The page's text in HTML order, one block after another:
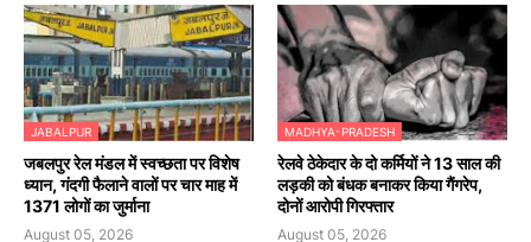
JABALPUR
जबलपुर रेल मंडल में स्वच्छता पर विशेष
ध्यान, गंदगी फैलाने वालों पर चार माह में
1371 लोगों का जुर्माना
August 05, 2026
MADHYA-PRADESH
रेलवे ठेकेदार के दो कर्मियों ने 13 साल की
लड़की को बंधक बनाकर किया गैंगरेप,
दोनों आरोपी गिरफ्तार
August 05, 2026